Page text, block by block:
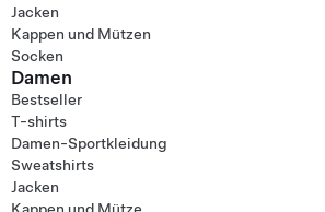
Jacken
Kappen und Mützen
Socken
Damen
Bestseller
T-shirts
Damen-Sportkleidung
Sweatshirts
Jacken